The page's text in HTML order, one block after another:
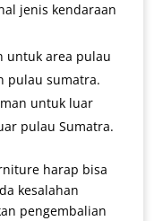
jenis kendaraan
untuk area pulau
pulau sumatra.
untuk luar
pulau Sumatra.
harap bisa
kesalahan
pengembalian